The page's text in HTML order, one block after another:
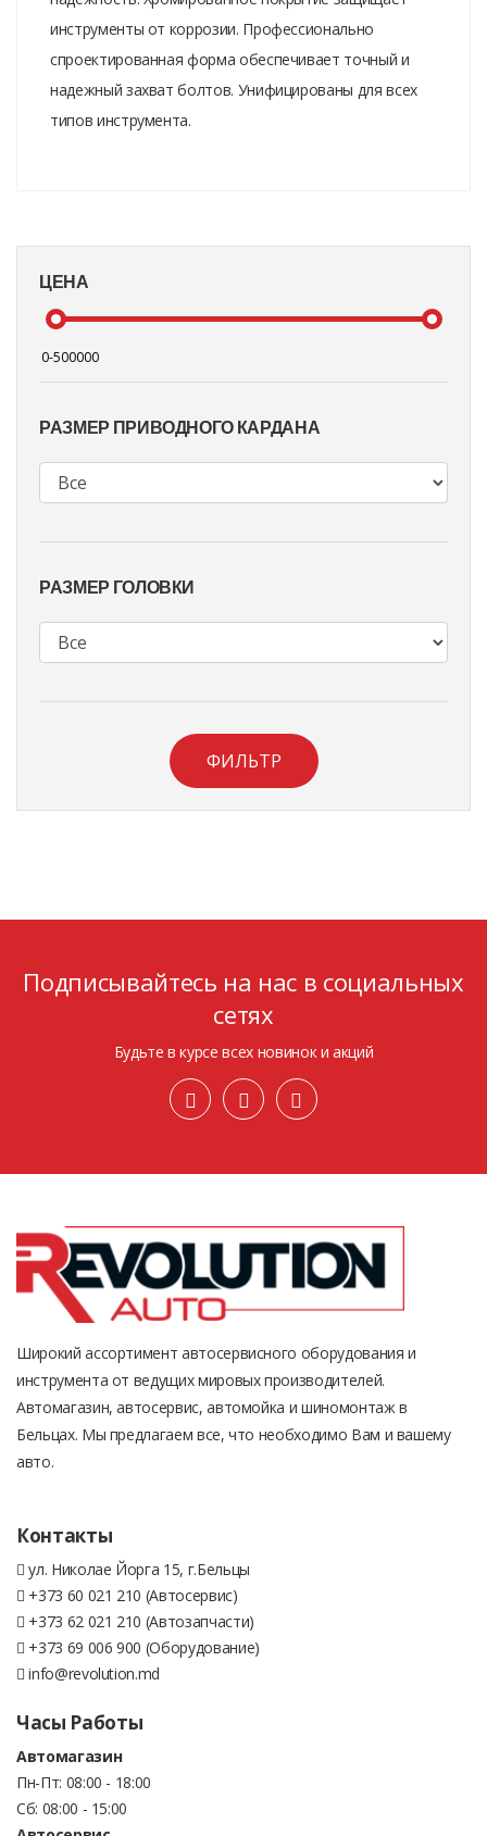
ЦЕНА
РАЗМЕР ПРИВОДНОГО КАРДАНА
РАЗМЕР ГОЛОВКИ
ФИЛЬТР
инструменты от коррозии. Профессионально
спроектированная форма обеспечивает точный и
надежный захват болтов. Унифицированы для всех
типов инструмента.
Подписывайтесь на нас в социальных
сетях
Будьте в курсе всех новинок и акций
Широкий ассортимент автосервисного оборудования и
инструмента от ведущих мировых производителей.
Автомагазин, автосервис, автомойка и шиномонтаж в
Бельцах. Мы предлагаем все, что необходимо Вам и вашему
авто.
Контакты
ул. Николае Йорга 15, г.Бельцы
+373 60 021 210 (Автосервис)
+373 62 021 210 (Автозапчасти)
+373 69 006 900 (Оборудование)
info@revolution.md
Часы Работы
Автомагазин
Пн-Пт: 08:00 - 18:00
Сб: 08:00 - 15:00